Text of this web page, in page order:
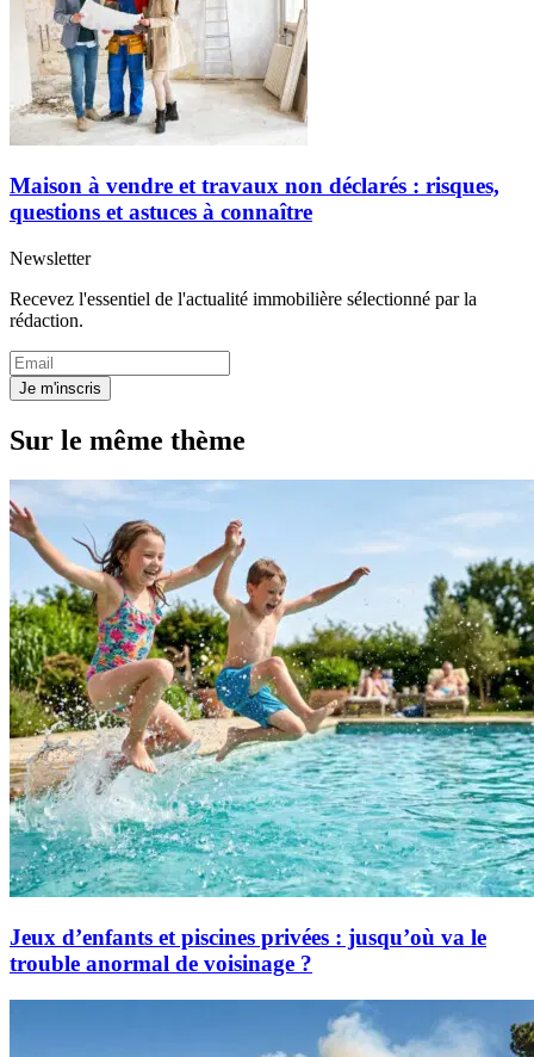
Maison à vendre et travaux non déclarés : risques,
questions et astuces à connaître
Newsletter
Recevez l'essentiel de l'actualité immobilière sélectionné par la
rédaction.
Je m'inscris
Sur le même thème
Jeux d’enfants et piscines privées : jusqu’où va le
trouble anormal de voisinage ?